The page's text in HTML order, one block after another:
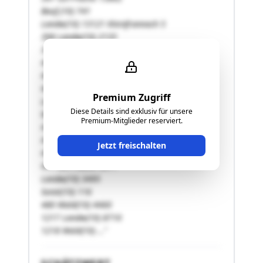
Premium Zugriff
Diese Details sind exklusiv für unsere
Premium-Mitglieder reserviert.
Jetzt freischalten
Bauf.(10) 741
Landw(10) 13121 Kleinfrannach 5
398 Landw(10) 2135
399/2 Wald(10) 11410
400 Wald(10) 1108
401 Wald(10) 1888
408 GST-Fläche 5525
Landw(10) 5132
Wald(10) 393
414/2 Landw(10) 1955
415 Wald(10) 2947
416 Landw(10) 5146
477 GST-Fläche 3611
Landw(10) 3495
Sonst(10) 116
480 Wald(10) 4460
1217 Landw(10) 8710
1218 Wald(10) …"